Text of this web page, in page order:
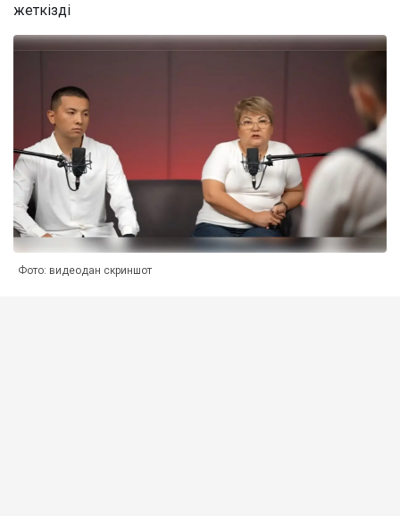
жеткізді
Фото: видеодан скриншот